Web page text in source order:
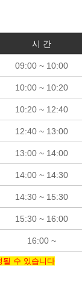
시 간
09:00 ~ 10:00
10:00 ~ 10:20
10:20 ~ 12:40
12:40 ~ 13:00
13:00 ~ 14:00
14:00 ~ 14:30
14:30 ~ 15:30
15:30 ~ 16:00
16:00 ~
될 수 있습니다